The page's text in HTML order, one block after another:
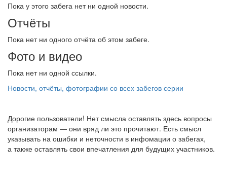
Пока у этого забега нет ни одной новости.
Отчёты
Пока нет ни одного отчёта об этом забеге.
Фото и видео
Пока нет ни одной ссылки.
Новости, отчёты, фотографии со всех забегов серии
Дорогие пользователи! Нет смысла оставлять здесь вопросы
организаторам — они вряд ли это прочитают. Есть смысл
указывать на ошибки и неточности в инфомации о забегах,
а также оставлять свои впечатления для будущих участников.